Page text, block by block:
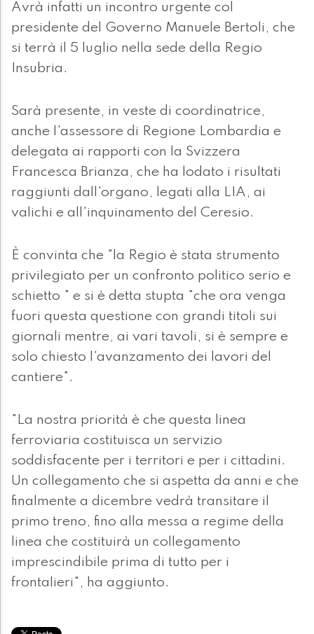
Avrà infatti un incontro urgente col
presidente del Governo Manuele Bertoli, che
si terrà il 5 luglio nella sede della Regio
Insubria.
Sarà presente, in veste di coordinatrice,
anche l'assessore di Regione Lombardia e
delegata ai rapporti con la Svizzera
Francesca Brianza, che ha lodato i risultati
raggiunti dall'organo, legati alla LIA, ai
valichi e all'inquinamento del Ceresio.
È convinta che "la Regio è stata strumento
privilegiato per un confronto politico serio e
schietto " e si è detta stupta "che ora venga
fuori questa questione con grandi titoli sui
giornali mentre, ai vari tavoli, si è sempre e
solo chiesto l'avanzamento dei lavori del
cantiere".
"La nostra priorità è che questa linea
ferroviaria costituisca un servizio
soddisfacente per i territori e per i cittadini.
Un collegamento che si aspetta da anni e che
finalmente a dicembre vedrà transitare il
primo treno, fino alla messa a regime della
linea che costituirà un collegamento
imprescindibile prima di tutto per i
frontalieri", ha aggiunto.